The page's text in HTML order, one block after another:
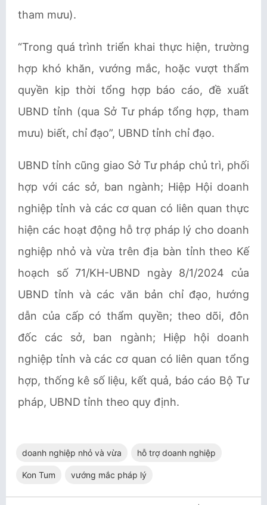
tham mưu).
“Trong quá trình triển khai thực hiện, trường
hợp khó khăn, vướng mắc, hoặc vượt thẩm
quyền kịp thời tổng hợp báo cáo, đề xuất
UBND tỉnh (qua Sở Tư pháp tổng hợp, tham
mưu) biết, chỉ đạo”, UBND tỉnh chỉ đạo.
UBND tỉnh cũng giao Sở Tư pháp chủ trì, phối
hợp với các sở, ban ngành; Hiệp Hội doanh
nghiệp tỉnh và các cơ quan có liên quan thực
hiện các hoạt động hỗ trợ pháp lý cho doanh
nghiệp nhỏ và vừa trên địa bàn tỉnh theo Kế
hoạch số 71/KH-UBND ngày 8/1/2024 của
UBND tỉnh và các văn bản chỉ đạo, hướng
dẫn của cấp có thẩm quyền; theo dõi, đôn
đốc các sở, ban ngành; Hiệp hội doanh
nghiệp tỉnh và các cơ quan có liên quan tổng
hợp, thống kê số liệu, kết quả, báo cáo Bộ Tư
pháp, UBND tỉnh theo quy định.
doanh nghiệp nhỏ và vừa hỗ trợ doanh nghiệp
Kon Tum vướng mắc pháp lý